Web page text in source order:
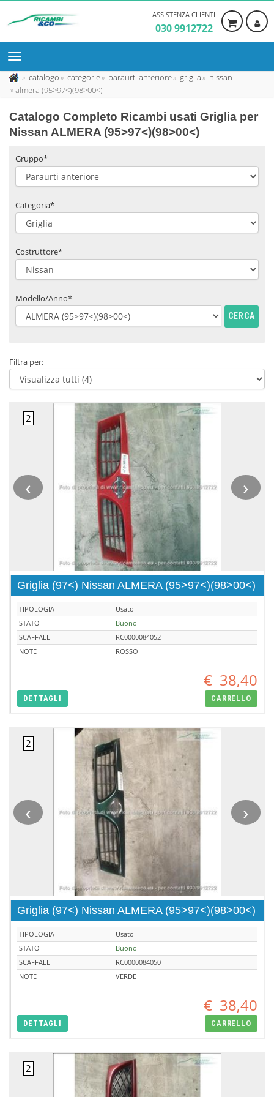
ASSISTENZA CLIENTI
030 9912722
catalogo categorie paraurti anteriore griglia
nissan
almera (95>97<)(98>00<)
Catalogo Completo Ricambi usati Griglia per
Nissan ALMERA (95>97<)(98>00<)
Gruppo*
Categoria*
Costruttore*
Modello/Anno*
CERCA
Filtra per:
‹ ›
Griglia (97<) Nissan ALMERA (95>97<)(98>00<)
TIPOLOGIA
Usato
STATO
Buono
SCAFFALE
RC0000084052
NOTE
ROSSO
€ 38,40
DETTAGLI CARRELLO
‹ ›
Griglia (97<) Nissan ALMERA (95>97<)(98>00<)
TIPOLOGIA
Usato
STATO
Buono
SCAFFALE
RC0000084050
NOTE
VERDE
€ 38,40
DETTAGLI CARRELLO